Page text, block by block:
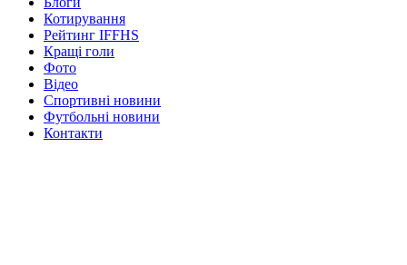
Котирування
Рейтинг IFFHS
Кращі голи
Фото
Відео
Спортивні новини
Футбольні новини
Контакти